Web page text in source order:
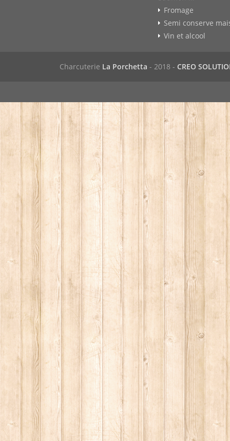
Fromage
Semi conserve
Vin et alcool
Charcuterie La Porchetta - 2018 - CREO